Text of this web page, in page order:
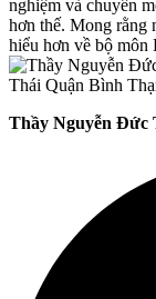
nghiệm và chuyên
hơn thế. Mong rằng
hiểu hơn về bộ
Thầy Nguyễn Đức